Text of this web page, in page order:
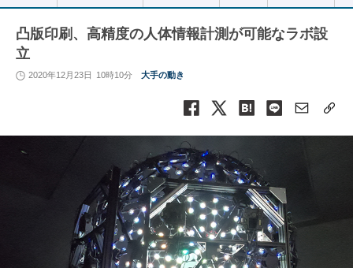
凸版印刷、高精度の人体情報計測が可能なラボ設
立
2020年12月23日 10時10分 大手の動き